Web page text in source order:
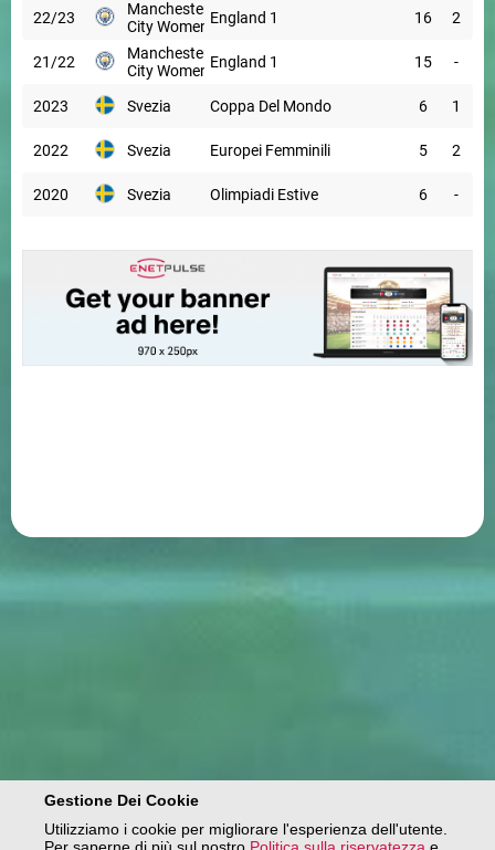
22/23
Manchester
City Women England 1 16 2
21/22
Manchester
City Women England 1 15 -
2023 Svezia Coppa Del Mondo 6 1
2022 Svezia Europei Femminili 5 2
2020 Svezia Olimpiadi Estive 6 -
Gestione Dei Cookie
Utilizziamo i cookie per migliorare l'esperienza dell'utente.